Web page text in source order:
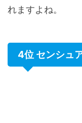
れますよね。
4位 センシュ